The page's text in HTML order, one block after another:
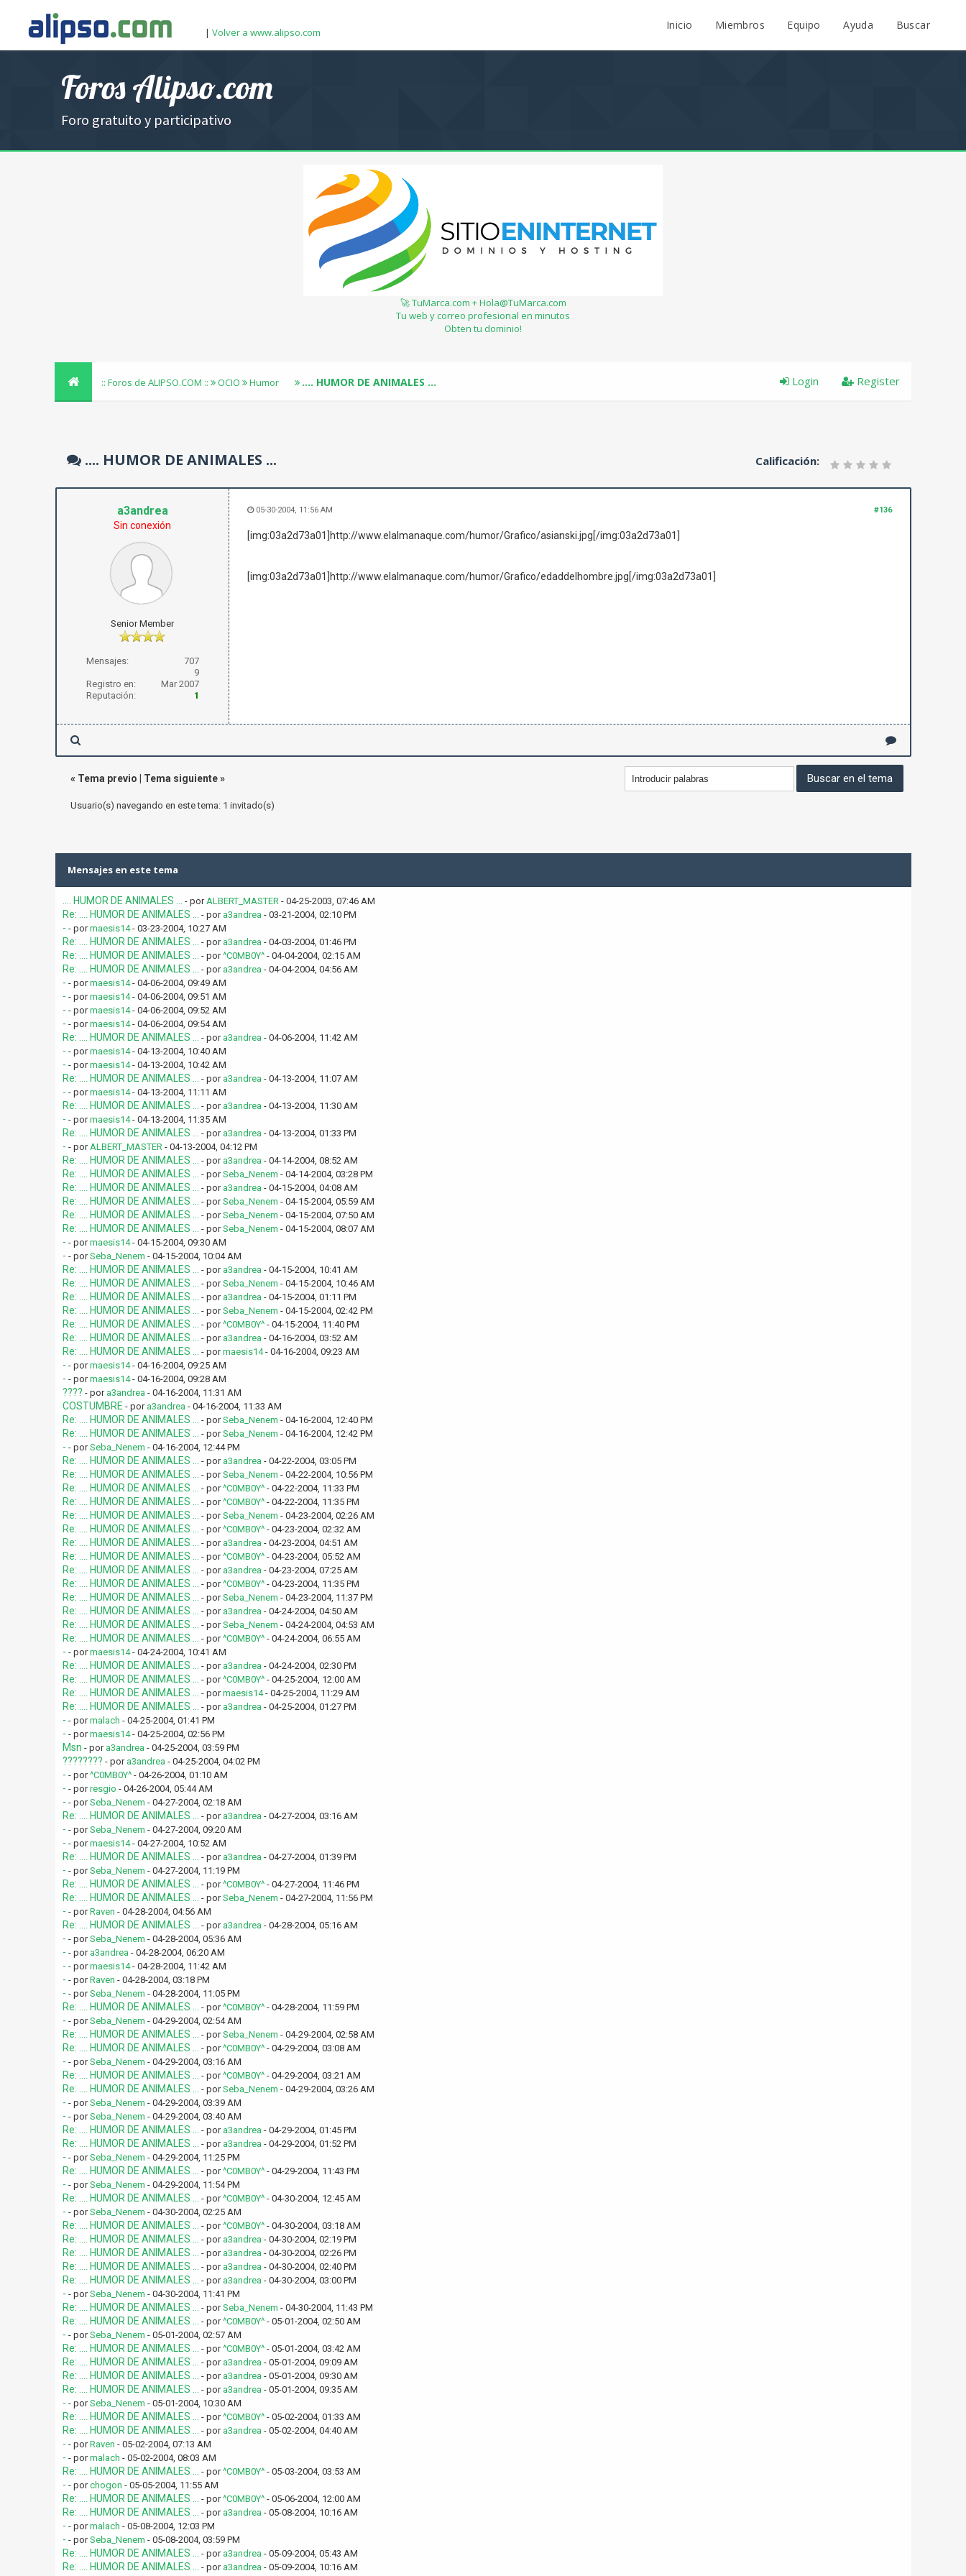
| Volver a www.alipso.com
Inicio Miembros Equipo Ayuda Buscar
Foros Alipso.com
Foro gratuito y participativo
🚀 TuMarca.com + Hola@TuMarca.com
Tu web y correo profesional en minutos
Obten tu dominio!
:: Foros de ALIPSO.COM :: OCIO Humor .... HUMOR DE ANIMALES ... Register
Login
Calificación:
.... HUMOR DE ANIMALES ...
a3andrea
Sin conexión
Senior Member
Mensajes:
707
9
Registro en:
Mar 2007
Reputación:
1
#136
05-30-2004, 11:56 AM
[img:03a2d73a01]http://www.elalmanaque.com/humor/Grafico/asianski.jpg[/img:03a2d73a01]
[img:03a2d73a01]http://www.elalmanaque.com/humor/Grafico/edaddelhombre.jpg[/img:03a2d73a01]
« Tema previo Tema siguiente»
Usuario(s) navegando en este tema: 1 invitado(s)
Mensajes en este tema
.... HUMOR DE ANIMALES ... - porALBERT_MASTER- 04-25-2003, 07:46 AM
Re: .... HUMOR DE ANIMALES ... - por a3andrea - 03-21-2004, 02:10 PM
- - pormaesis14- 03-23-2004, 10:27 AM
Re: .... HUMOR DE ANIMALES ... - por a3andrea - 04-03-2004, 01:46 PM
Re: .... HUMOR DE ANIMALES ... - por^C0MB0Y^- 04-04-2004, 02:15 AM
Re: .... HUMOR DE ANIMALES ... - por a3andrea - 04-04-2004, 04:56 AM
- - pormaesis14- 04-06-2004, 09:49 AM
- - pormaesis14- 04-06-2004, 09:51 AM
- - pormaesis14- 04-06-2004, 09:52 AM
- - pormaesis14- 04-06-2004, 09:54 AM
Re: .... HUMOR DE ANIMALES ... - por a3andrea - 04-06-2004, 11:42 AM
- - pormaesis14- 04-13-2004, 10:40 AM
- - pormaesis14- 04-13-2004, 10:42 AM
Re: .... HUMOR DE ANIMALES ... - por a3andrea - 04-13-2004, 11:07 AM
- - pormaesis14- 04-13-2004, 11:11 AM
Re: .... HUMOR DE ANIMALES ... - por a3andrea - 04-13-2004, 11:30 AM
- - pormaesis14- 04-13-2004, 11:35 AM
Re: .... HUMOR DE ANIMALES ... - por a3andrea - 04-13-2004, 01:33 PM
- - porALBERT_MASTER- 04-13-2004, 04:12 PM
Re: .... HUMOR DE ANIMALES ... - por a3andrea - 04-14-2004, 08:52 AM
Re: .... HUMOR DE ANIMALES ... - porSeba_Nenem - 04-14-2004, 03:28 PM
Re: .... HUMOR DE ANIMALES ... - por a3andrea - 04-15-2004, 04:08 AM
Re: .... HUMOR DE ANIMALES ... - porSeba_Nenem - 04-15-2004, 05:59 AM
Re: .... HUMOR DE ANIMALES ... - porSeba_Nenem - 04-15-2004, 07:50 AM
Re: .... HUMOR DE ANIMALES ... - porSeba_Nenem - 04-15-2004, 08:07 AM
- - pormaesis14- 04-15-2004, 09:30 AM
- - porSeba_Nenem - 04-15-2004, 10:04 AM
Re: .... HUMOR DE ANIMALES ... - por a3andrea - 04-15-2004, 10:41 AM
Re: .... HUMOR DE ANIMALES ... - porSeba_Nenem - 04-15-2004, 10:46 AM
Re: .... HUMOR DE ANIMALES ... - por a3andrea - 04-15-2004, 01:11 PM
Re: .... HUMOR DE ANIMALES ... - porSeba_Nenem - 04-15-2004, 02:42 PM
Re: .... HUMOR DE ANIMALES ... - por^C0MB0Y^- 04-15-2004, 11:40 PM
Re: .... HUMOR DE ANIMALES ... - por a3andrea - 04-16-2004, 03:52 AM
Re: .... HUMOR DE ANIMALES ... - pormaesis14- 04-16-2004, 09:23 AM
- - pormaesis14- 04-16-2004, 09:25 AM
- - pormaesis14- 04-16-2004, 09:28 AM
???? - por a3andrea - 04-16-2004, 11:31 AM
COSTUMBRE - por a3andrea - 04-16-2004, 11:33 AM
Re: .... HUMOR DE ANIMALES ... - porSeba_Nenem - 04-16-2004, 12:40 PM
Re: .... HUMOR DE ANIMALES ... - porSeba_Nenem - 04-16-2004, 12:42 PM
- - porSeba_Nenem - 04-16-2004, 12:44 PM
Re: .... HUMOR DE ANIMALES ... - por a3andrea - 04-22-2004, 03:05 PM
Re: .... HUMOR DE ANIMALES ... - porSeba_Nenem - 04-22-2004, 10:56 PM
Re: .... HUMOR DE ANIMALES ... - por^C0MB0Y^- 04-22-2004, 11:33 PM
Re: .... HUMOR DE ANIMALES ... - por^C0MB0Y^- 04-22-2004, 11:35 PM
Re: .... HUMOR DE ANIMALES ... - porSeba_Nenem - 04-23-2004, 02:26 AM
Re: .... HUMOR DE ANIMALES ... - por^C0MB0Y^- 04-23-2004, 02:32 AM
Re: .... HUMOR DE ANIMALES ... - por a3andrea - 04-23-2004, 04:51 AM
Re: .... HUMOR DE ANIMALES ... - por^C0MB0Y^- 04-23-2004, 05:52 AM
Re: .... HUMOR DE ANIMALES ... - por a3andrea - 04-23-2004, 07:25 AM
Re: .... HUMOR DE ANIMALES ... - por^C0MB0Y^- 04-23-2004, 11:35 PM
Re: .... HUMOR DE ANIMALES ... - porSeba_Nenem - 04-23-2004, 11:37 PM
Re: .... HUMOR DE ANIMALES ... - por a3andrea - 04-24-2004, 04:50 AM
Re: .... HUMOR DE ANIMALES ... - porSeba_Nenem - 04-24-2004, 04:53 AM
Re: .... HUMOR DE ANIMALES ... - por^C0MB0Y^- 04-24-2004, 06:55 AM
- - pormaesis14- 04-24-2004, 10:41 AM
Re: .... HUMOR DE ANIMALES ... - por a3andrea - 04-24-2004, 02:30 PM
Re: .... HUMOR DE ANIMALES ... - por^C0MB0Y^- 04-25-2004, 12:00 AM
Re: .... HUMOR DE ANIMALES ... - pormaesis14- 04-25-2004, 11:29 AM
Re: .... HUMOR DE ANIMALES ... - por a3andrea - 04-25-2004, 01:27 PM
- - pormalach - 04-25-2004, 01:41 PM
- - pormaesis14- 04-25-2004, 02:56 PM
Msn - por a3andrea - 04-25-2004, 03:59 PM
???????? - por a3andrea - 04-25-2004, 04:02 PM
- - por^C0MB0Y^- 04-26-2004, 01:10 AM
- - porresgio - 04-26-2004, 05:44 AM
- - porSeba_Nenem - 04-27-2004, 02:18 AM
Re: .... HUMOR DE ANIMALES ... - por a3andrea - 04-27-2004, 03:16 AM
- - porSeba_Nenem - 04-27-2004, 09:20 AM
- - pormaesis14- 04-27-2004, 10:52 AM
Re: .... HUMOR DE ANIMALES ... - por a3andrea - 04-27-2004, 01:39 PM
- - porSeba_Nenem - 04-27-2004, 11:19 PM
Re: .... HUMOR DE ANIMALES ... - por^C0MB0Y^- 04-27-2004, 11:46 PM
Re: .... HUMOR DE ANIMALES ... - porSeba_Nenem - 04-27-2004, 11:56 PM
- - porRaven - 04-28-2004, 04:56 AM
Re: .... HUMOR DE ANIMALES ... - por a3andrea - 04-28-2004, 05:16 AM
- - porSeba_Nenem - 04-28-2004, 05:36 AM
- - por a3andrea - 04-28-2004, 06:20 AM
- - pormaesis14- 04-28-2004, 11:42 AM
- - porRaven - 04-28-2004, 03:18 PM
- - porSeba_Nenem - 04-28-2004, 11:05 PM
Re: .... HUMOR DE ANIMALES ... - por^C0MB0Y^- 04-28-2004, 11:59 PM
- - porSeba_Nenem - 04-29-2004, 02:54 AM
Re: .... HUMOR DE ANIMALES ... - porSeba_Nenem - 04-29-2004, 02:58 AM
Re: .... HUMOR DE ANIMALES ... - por^C0MB0Y^- 04-29-2004, 03:08 AM
- - porSeba_Nenem - 04-29-2004, 03:16 AM
Re: .... HUMOR DE ANIMALES ... - por^C0MB0Y^- 04-29-2004, 03:21 AM
Re: .... HUMOR DE ANIMALES ... - porSeba_Nenem - 04-29-2004, 03:26 AM
- - porSeba_Nenem - 04-29-2004, 03:39 AM
- - porSeba_Nenem - 04-29-2004, 03:40 AM
Re: .... HUMOR DE ANIMALES ... - por a3andrea - 04-29-2004, 01:45 PM
Re: .... HUMOR DE ANIMALES ... - por a3andrea - 04-29-2004, 01:52 PM
- - porSeba_Nenem - 04-29-2004, 11:25 PM
Re: .... HUMOR DE ANIMALES ... - por^C0MB0Y^- 04-29-2004, 11:43 PM
- - porSeba_Nenem - 04-29-2004, 11:54 PM
Re: .... HUMOR DE ANIMALES ... - por^C0MB0Y^- 04-30-2004, 12:45 AM
- - porSeba_Nenem - 04-30-2004, 02:25 AM
Re: .... HUMOR DE ANIMALES ... - por^C0MB0Y^- 04-30-2004, 03:18 AM
Re: .... HUMOR DE ANIMALES ... - por a3andrea - 04-30-2004, 02:19 PM
Re: .... HUMOR DE ANIMALES ... - por a3andrea - 04-30-2004, 02:26 PM
Re: .... HUMOR DE ANIMALES ... - por a3andrea - 04-30-2004, 02:40 PM
Re: .... HUMOR DE ANIMALES ... - por a3andrea - 04-30-2004, 03:00 PM
- - porSeba_Nenem - 04-30-2004, 11:41 PM
Re: .... HUMOR DE ANIMALES ... - porSeba_Nenem - 04-30-2004, 11:43 PM
Re: .... HUMOR DE ANIMALES ... - por^C0MB0Y^- 05-01-2004, 02:50 AM
- - porSeba_Nenem - 05-01-2004, 02:57 AM
Re: .... HUMOR DE ANIMALES ... - por^C0MB0Y^- 05-01-2004, 03:42 AM
Re: .... HUMOR DE ANIMALES ... - por a3andrea - 05-01-2004, 09:09 AM
Re: .... HUMOR DE ANIMALES ... - por a3andrea - 05-01-2004, 09:30 AM
Re: .... HUMOR DE ANIMALES ... - por a3andrea - 05-01-2004, 09:35 AM
- - porSeba_Nenem - 05-01-2004, 10:30 AM
Re: .... HUMOR DE ANIMALES ... - por^C0MB0Y^- 05-02-2004, 01:33 AM
Re: .... HUMOR DE ANIMALES ... - por a3andrea - 05-02-2004, 04:40 AM
- - porRaven - 05-02-2004, 07:13 AM
- - pormalach - 05-02-2004, 08:03 AM
Re: .... HUMOR DE ANIMALES ... - por^C0MB0Y^- 05-03-2004, 03:53 AM
- - porchogon - 05-05-2004, 11:55 AM
Re: .... HUMOR DE ANIMALES ... - por^C0MB0Y^- 05-06-2004, 12:00 AM
Re: .... HUMOR DE ANIMALES ... - por a3andrea - 05-08-2004, 10:16 AM
- - pormalach - 05-08-2004, 12:03 PM
- - porSeba_Nenem - 05-08-2004, 03:59 PM
Re: .... HUMOR DE ANIMALES ... - por a3andrea - 05-09-2004, 05:43 AM
Re: .... HUMOR DE ANIMALES ... - por a3andrea - 05-09-2004, 10:16 AM